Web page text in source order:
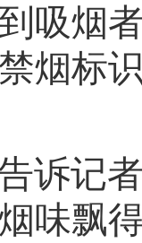
吸烟
烟标
诉记
味飘